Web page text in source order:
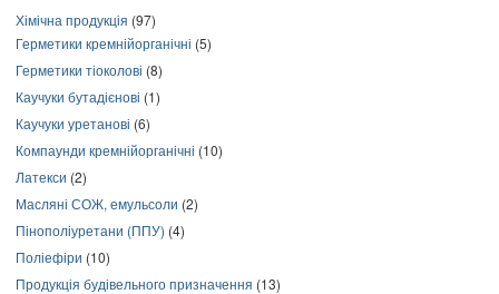
Хімічна продукція (97)
Герметики кремнійорганічні (5)
Герметики тіоколові (8)
Каучуки бутадієнові (1)
Каучуки уретанові (6)
Компаунди кремнійорганічні (10)
Латекси (2)
Масляні СОЖ, емульсоли (2)
Пінополіуретани (ППУ) (4)
Поліефіри (10)
Продукція будівельного призначення (13)